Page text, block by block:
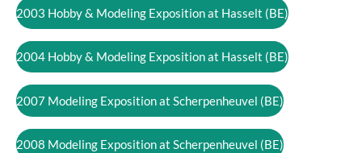
2003 Hobby & Modeling Exposition at Hasselt (BE)
2004 Hobby & Modeling Exposition at Hasselt (BE)
2007 Modeling Exposition at Scherpenheuvel (BE)
2008 Modeling Exposition at Scherpenheuvel (BE)